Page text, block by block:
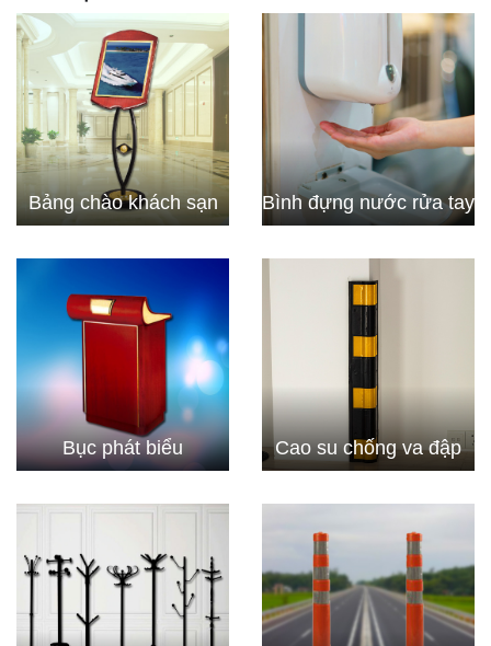
Bảng chào khách sạn Bình đựng nước rửa tay
Bục phát biểu Cao su chống va đập